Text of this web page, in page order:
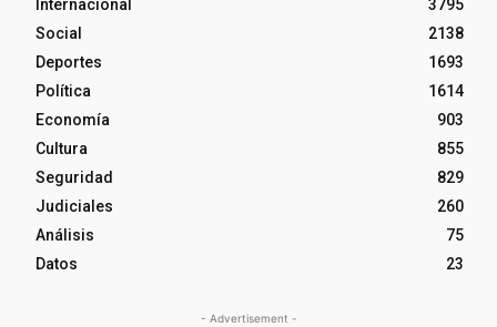
Internacional
3795
Social
2138
Deportes
1693
Política
1614
Economía
903
Cultura
855
Seguridad
829
Judiciales
260
Análisis
75
Datos
23
- Advertisement -